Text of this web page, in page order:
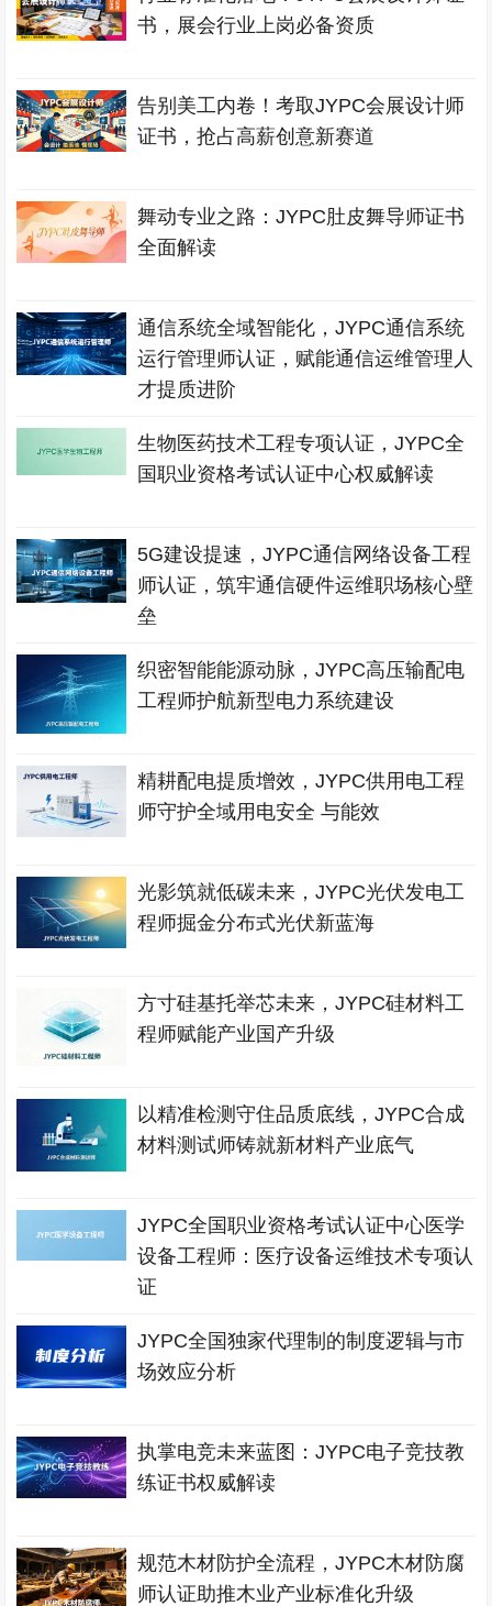
书，展会行业上岗必备资质
告别美工内卷！考取JYPC会展设计师
证书，抢占高薪创意新赛道
舞动专业之路：JYPC肚皮舞导师证书
全面解读
通信系统全域智能化，JYPC通信系统
运行管理师认证，赋能通信运维管理人
才提质进阶
生物医药技术工程专项认证，JYPC全
国职业资格考试认证中心权威解读
5G建设提速，JYPC通信网络设备工程
师认证，筑牢通信硬件运维职场核心壁
垒
织密智能能源动脉，JYPC高压输配电
工程师护航新型电力系统建设
精耕配电提质增效，JYPC供用电工程
师守护全域用电安全 与能效
光影筑就低碳未来，JYPC光伏发电工
程师掘金分布式光伏新蓝海
方寸硅基托举芯未来，JYPC硅材料工
程师赋能产业国产升级
以精准检测守住品质底线，JYPC合成
材料测试师铸就新材料产业底气
JYPC全国职业资格考试认证中心医学
设备工程师：医疗设备运维技术专项认
证
JYPC全国独家代理制的制度逻辑与市
场效应分析
执掌电竞未来蓝图：JYPC电子竞技教
练证书权威解读
规范木材防护全流程，JYPC木材防腐
师认证助推木业产业标准化升级